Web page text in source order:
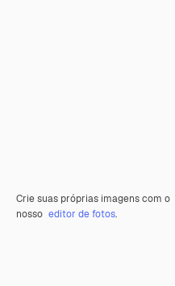
Crie suas próprias imagens com o
nosso editor de fotos.